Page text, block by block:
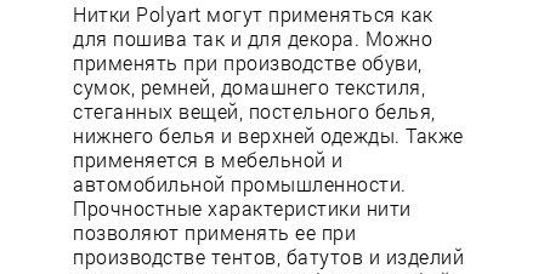
Нитки Polyart могут применяться как
для пошива так и для декора. Можно
применять при производстве обуви,
сумок, ремней, домашнего текстиля,
стеганных вещей, постельного белья,
нижнего белья и верхней одежды. Также
применяется в мебельной и
автомобильной промышленности.
Прочностные характеристики нити
позволяют применять ее при
производстве тентов, батутов и изделий